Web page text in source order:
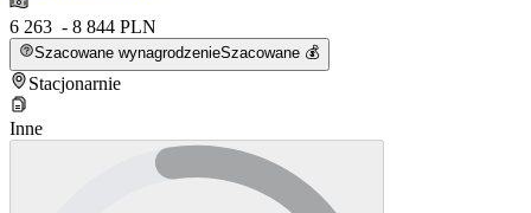
6 263 - 8 844 PLN
Szacowane wynagrodzenieSzacowane 💰
Stacjonarnie
Inne